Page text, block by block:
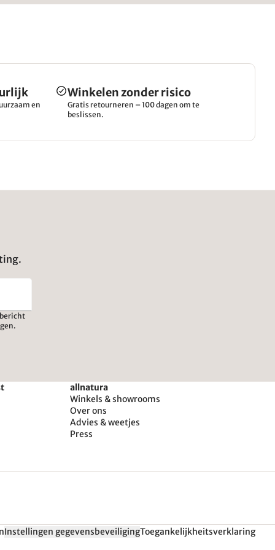
en
Winkelen zonder risico
Gratis retourneren – 100 dagen om te
beslissen.
allnatura
Winkels & showrooms
Over ons
Advies & weetjes
Press
Instellingen gegevensbeveiligingToegankelijkheitsverklaring